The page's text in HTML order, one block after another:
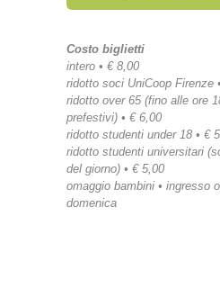
Costo biglietti
intero • € 8,00
ridotto soci UniCoop Firenze
ridotto over 65 (fino alle ore
prefestivi) • € 6,00
ridotto studenti under 18 • €
ridotto studenti universitari
del giorno) • € 5,00
omaggio bambini • ingresso
domenica